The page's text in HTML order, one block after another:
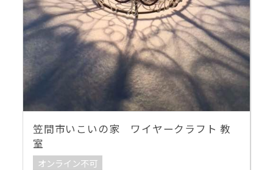
笠間市いこいの家 ワイヤークラフト 教
室
オンライン不可